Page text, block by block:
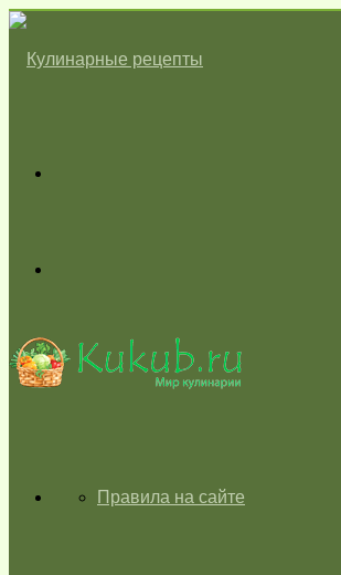
skin
ГЛАВНАЯПравила на сайте